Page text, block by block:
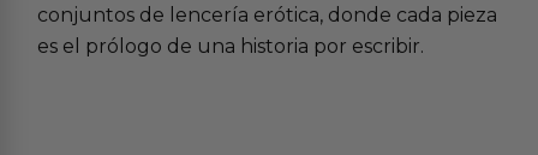
conjuntos de lencería erótica, donde cada pieza
es el prólogo de una historia por escribir.